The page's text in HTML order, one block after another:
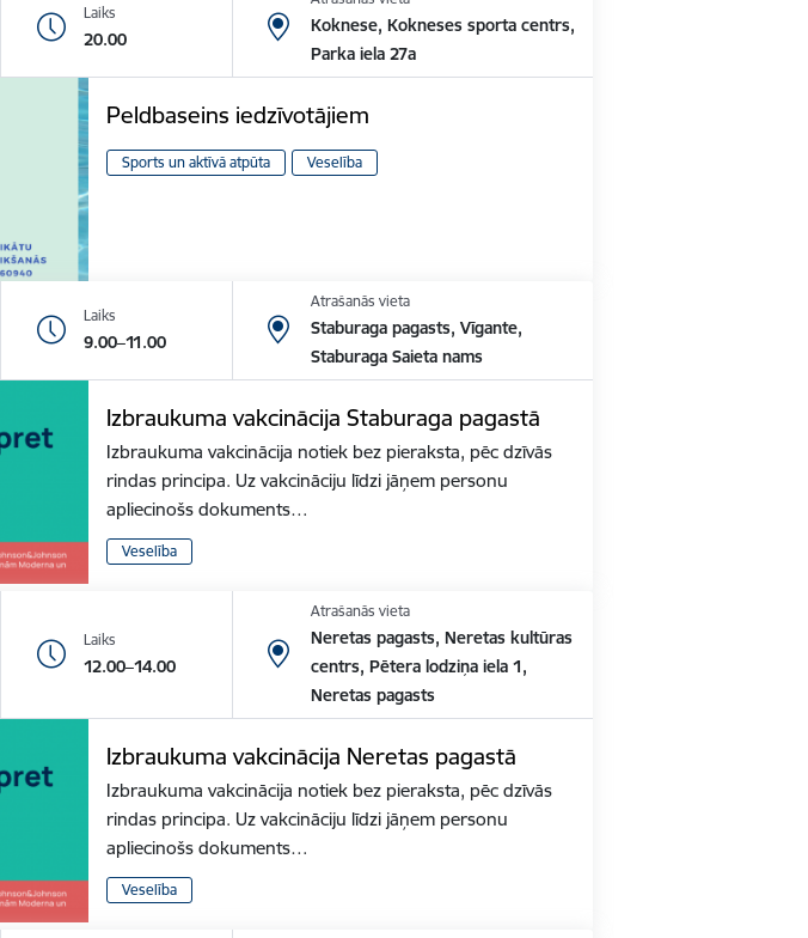
Laiks
20.00
Koknese, Kokneses sporta centrs,
Parka iela 27a
Peldbaseins iedzīvotājiem
Sports un aktīvā atpūta Veselība
Laiks
9.00–11.00
Atrašanās vieta
Staburaga pagasts, Vīgante,
Staburaga Saieta nams
Izbraukuma vakcinācija Staburaga pagastā
Izbraukuma vakcinācija notiek bez pieraksta, pēc dzīvās
rindas principa. Uz vakcināciju līdzi jāņem personu
apliecinošs dokuments…
Veselība
Laiks
12.00–14.00
Atrašanās vieta
Neretas pagasts, Neretas kultūras
centrs, Pētera lodziņa iela 1,
Neretas pagasts
Izbraukuma vakcinācija Neretas pagastā
Izbraukuma vakcinācija notiek bez pieraksta, pēc dzīvās
rindas principa. Uz vakcināciju līdzi jāņem personu
apliecinošs dokuments…
Veselība